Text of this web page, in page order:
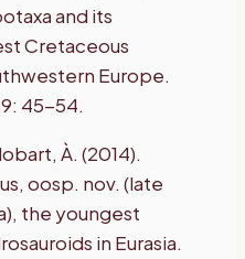
and its
Cretaceous
Europe.
45-54.
À. (2014).
oosp. nov. (late
the youngest
in Eurasia.